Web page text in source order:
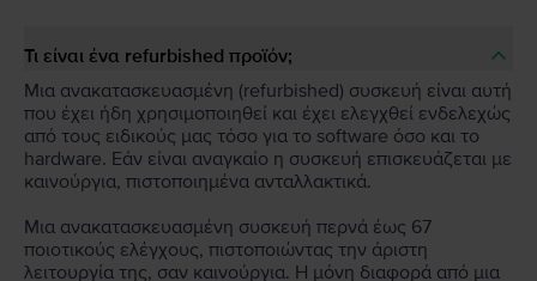
Τι είναι ένα refurbished προϊόν;
Μια ανακατασκευασμένη (refurbished) συσκευή είναι αυτή
που έχει ήδη χρησιμοποιηθεί και έχει ελεγχθεί ενδελεχώς
από τους ειδικούς μας τόσο για το software όσο και το
hardware. Εάν είναι αναγκαίο η συσκευή επισκευάζεται με
καινούργια, πιστοποιημένα ανταλλακτικά.
Μια ανακατασκευασμένη συσκευή περνά έως 67
ποιοτικούς ελέγχους, πιστοποιώντας την άριστη
λειτουργία της, σαν καινούργια. Η μόνη διαφορά από μια